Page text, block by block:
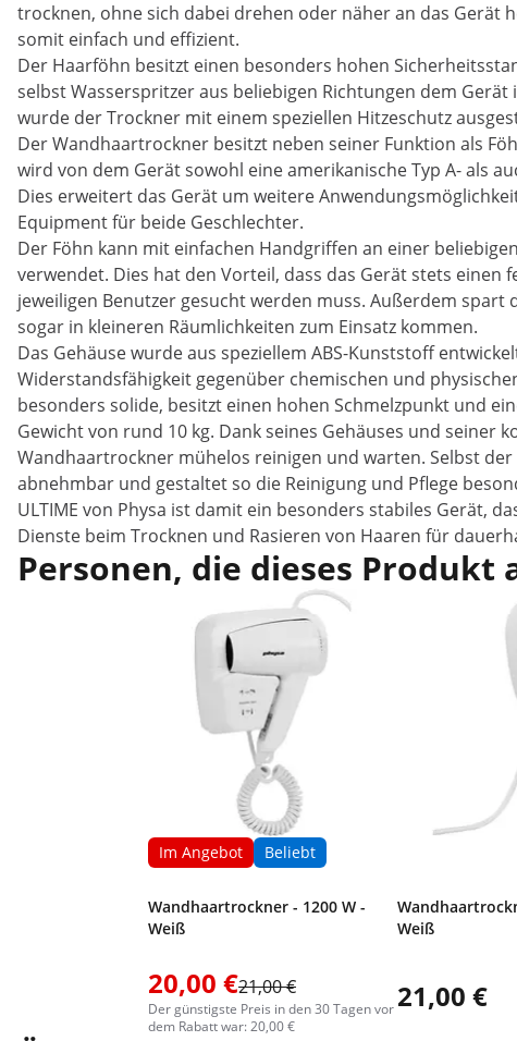
trocknen, ohne sich dabei drehen oder näher an das Gerät
somit einfach und effizient.
Der Haarföhn besitzt einen besonders hohen
selbst Wasserspritzer aus beliebigen Richtungen dem
wurde der Trockner mit einem speziellen Hitzeschutz
Der Wandhaartrockner besitzt neben seiner Funktion als
wird von dem Gerät sowohl eine amerikanische Typ A- als
Dies erweitert das Gerät um weitere
Equipment für beide Geschlechter.
Der Föhn kann mit einfachen Handgriffen an einer
verwendet. Dies hat den Vorteil, dass das Gerät stets
jeweiligen Benutzer gesucht werden muss. Außerdem
sogar in kleineren Räumlichkeiten zum Einsatz kommen.
Das Gehäuse wurde aus speziellem ABS-Kunststoff
Widerstandsfähigkeit gegenüber chemischen und
besonders solide, besitzt einen hohen Schmelzpunkt und
Gewicht von rund 10 kg. Dank seines Gehäuses und seiner
Wandhaartrockner mühelos reinigen und warten. Selbst
abnehmbar und gestaltet so die Reinigung und Pflege
ULTIME von Physa ist damit ein besonders stabiles Gerät,
Dienste beim Trocknen und Rasieren von Haaren für
Personen, die dieses
Im Angebot Beliebt
Wandhaartrockner - 1200 W -
Weiß
20,00 €21,00 €
Der günstigste Preis in den 30 Tagen vor
dem Rabatt war: 20,00 €
Weiß
21,00 €